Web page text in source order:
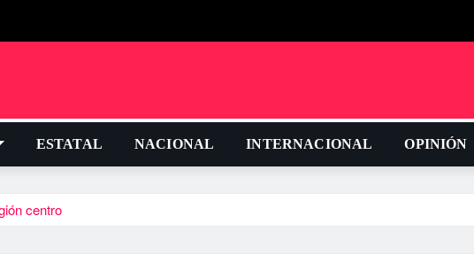
ESTATAL NACIONAL INTERNACIONAL OPINIÓN
centro